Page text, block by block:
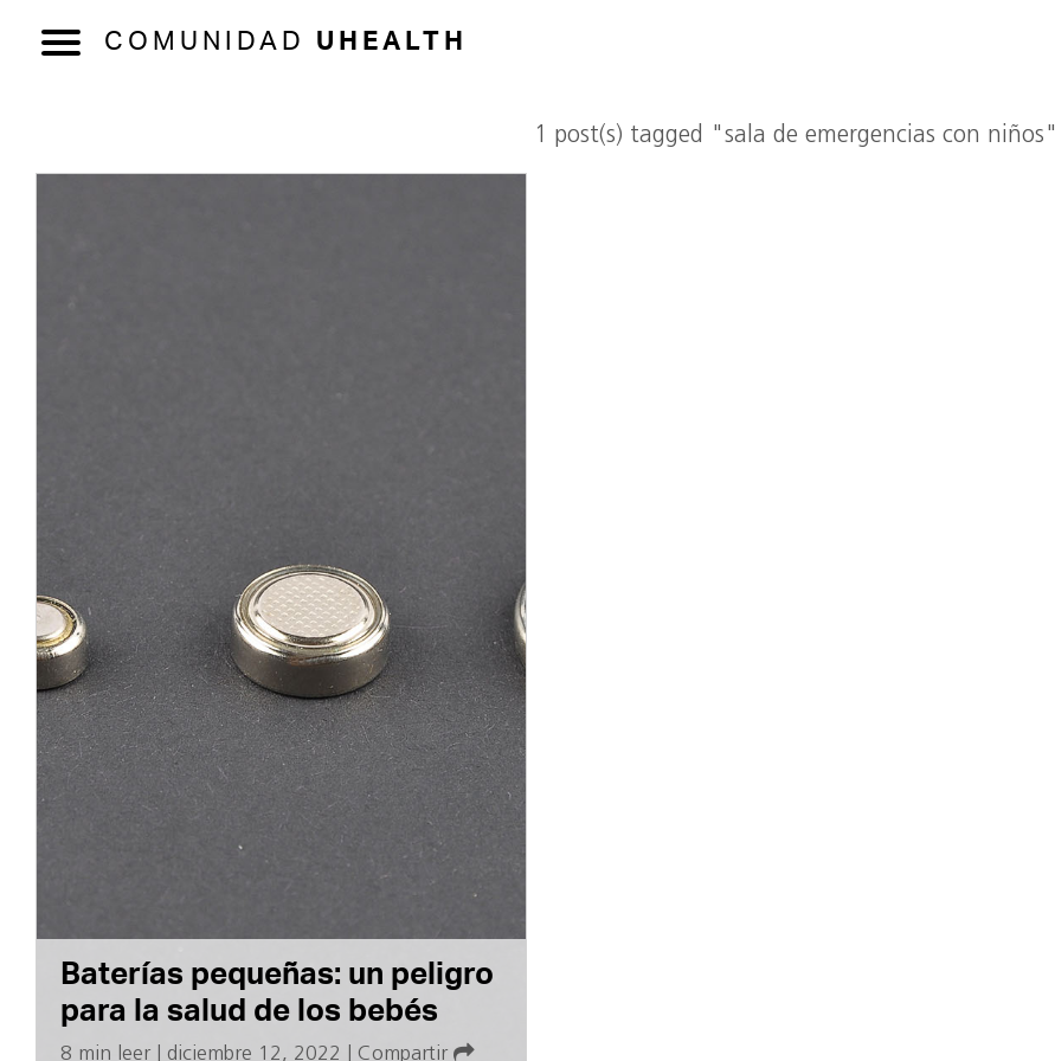
COMUNIDAD UHEALTH
1 post(s) tagged "sala de emergencias con niños"
Baterías pequeñas: un peligro
para la salud de los bebés
8 min leer diciembre 12, 2022 Compartir